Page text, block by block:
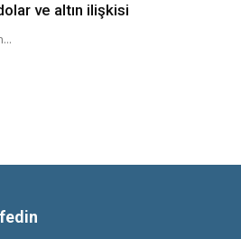
ve altın ilişkisi